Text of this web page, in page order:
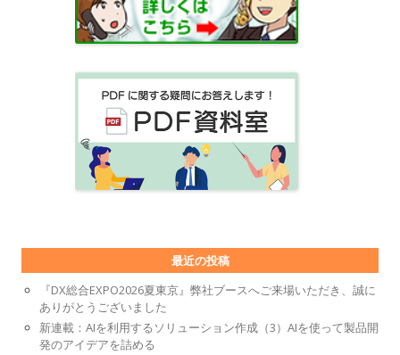
最近の投稿
『DX総合EXPO2026夏東京』弊社ブースへご来場いただき、誠に
ありがとうございました
新連載：AIを利用するソリューション作成（3）AIを使って製品開
発のアイデアを詰める